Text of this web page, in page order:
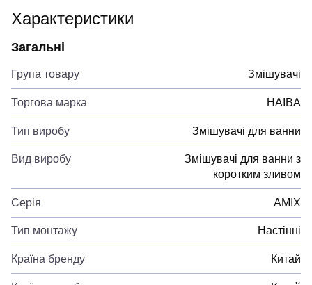
Характеристики
Загальні
Група товару Змішувачі
Торгова марка HAIBA
Тип виробу Змішувачі для ванни
Вид виробу
Змішувачі для ванни з
коротким зливом
Серія AMIX
Тип монтажу Настінні
Країна бренду Китай